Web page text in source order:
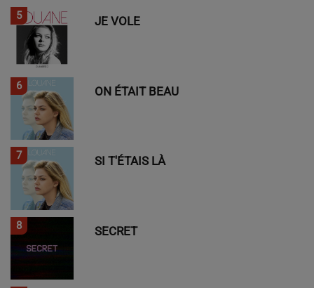
5 JE VOLE
6 ON ÉTAIT BEAU
7 SI T'ÉTAIS LÀ
8 SECRET